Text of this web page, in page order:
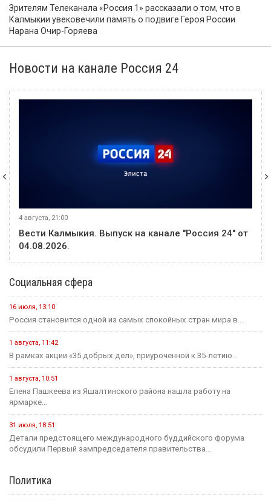
Зрителям Телеканала «Россия 1» рассказали о том, что в
Калмыкии увековечили память о подвиге Героя России
Нарана Очир-Горяева
Новости на канале Россия 24
4 августа, 21:00
Вести Калмыкия. Выпуск на канале "Россия 24" от
04.08.2026.
Социальная сфера
16 июля, 13:10
Россия становится одной из самых спокойных стран мира в...
1 августа, 11:42
В рамках акции «35 добрых дел», приуроченной к 35-летию...
1 августа, 10:51
Елена Пашкеева из Яшалтинского района нашла работу на
ярмарке...
31 июля, 18:51
Детали предстоящего международного буддийского форума
обсудили Первый зампредседателя правительства...
Политика